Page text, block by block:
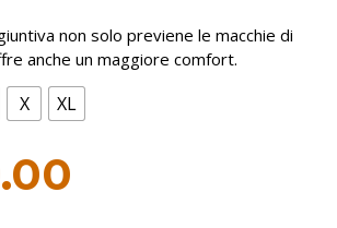
non solo previene le macchie di
anche un maggiore comfort.
X XL